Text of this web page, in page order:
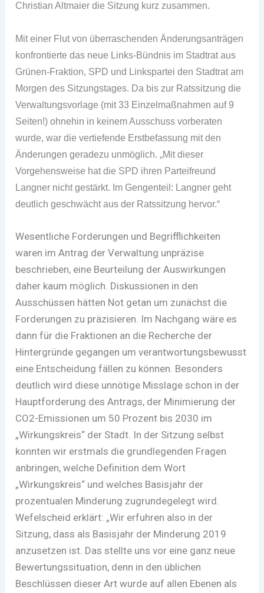
Christian Altmaier die Sitzung kurz zusammen.
Mit einer Flut von überraschenden Änderungsanträgen
konfrontierte das neue Links-Bündnis im Stadtrat aus
Grünen-Fraktion, SPD und Linkspartei den Stadtrat am
Morgen des Sitzungstages. Da bis zur Ratssitzung die
Verwaltungsvorlage (mit 33 Einzelmaßnahmen auf 9
Seiten!) ohnehin in keinem Ausschuss vorberaten
wurde, war die vertiefende Erstbefassung mit den
Änderungen geradezu unmöglich. „Mit dieser
Vorgehensweise hat die SPD ihren Parteifreund
Langner nicht gestärkt. Im Gengenteil: Langner geht
deutlich geschwächt aus der Ratssitzung hervor.“
Wesentliche Forderungen und Begrifflichkeiten
waren im Antrag der Verwaltung unpräzise
beschrieben, eine Beurteilung der Auswirkungen
daher kaum möglich. Diskussionen in den
Ausschüssen hätten Not getan um zunächst die
Forderungen zu präzisieren. Im Nachgang wäre es
dann für die Fraktionen an die Recherche der
Hintergründe gegangen um verantwortungsbewusst
eine Entscheidung fällen zu können. Besonders
deutlich wird diese unnötige Misslage schon in der
Hauptforderung des Antrags, der Minimierung der
CO2-Emissionen um 50 Prozent bis 2030 im
„Wirkungskreis“ der Stadt. In der Sitzung selbst
konnten wir erstmals die grundlegenden Fragen
anbringen, welche Definition dem Wort
„Wirkungskreis“ und welches Basisjahr der
prozentualen Minderung zugrundegelegt wird.
Wefelscheid erklärt: „Wir erfuhren also in der
Sitzung, dass als Basisjahr der Minderung 2019
anzusetzen ist. Das stellte uns vor eine ganz neue
Bewertungssituation, denn in den üblichen
Beschlüssen dieser Art wurde auf allen Ebenen als